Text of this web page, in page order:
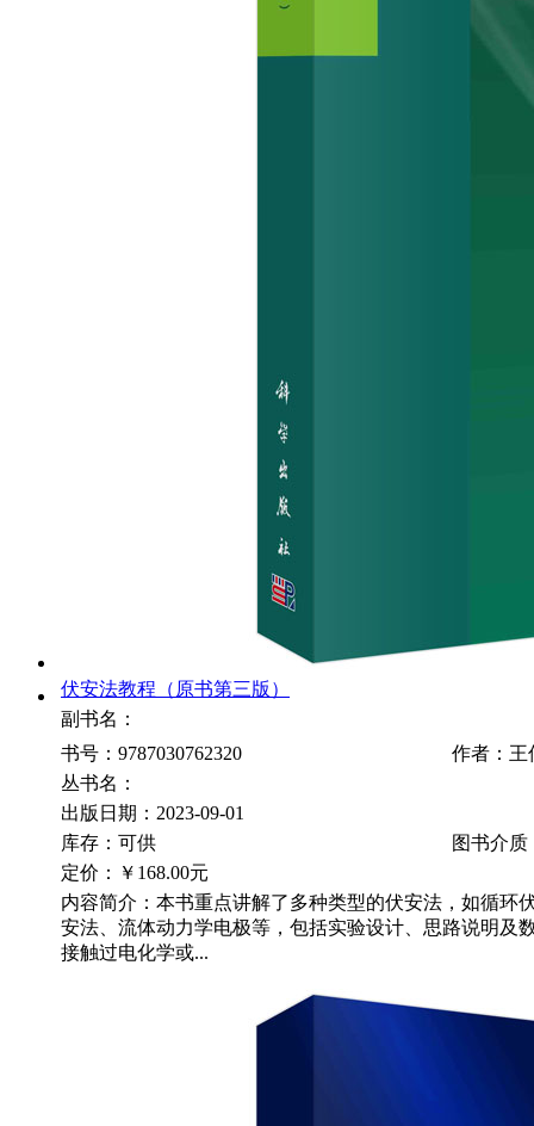
伏安法教程（原书第三版）
副书名：
书号：9787030762320
作者：王
丛书名：
出版日期：2023-09-01
库存：可供
图书介质
定价：
￥168.00元
内容简介：本书重点讲解了多种类型的伏安法，如循环
安法、流体动力学电极等，包括实验设计、思路说明及
接触过电化学或...